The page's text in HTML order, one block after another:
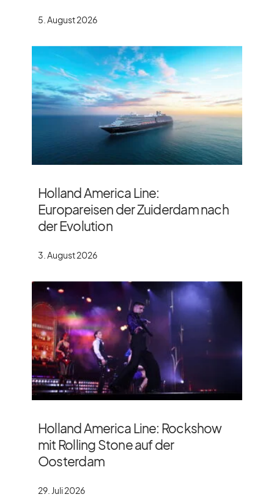
5. August 2026
Holland America Line:
Europareisen der Zuiderdam nach
der Evolution
3. August 2026
Holland America Line: Rockshow
mit Rolling Stone auf der
Oosterdam
29. Juli 2026